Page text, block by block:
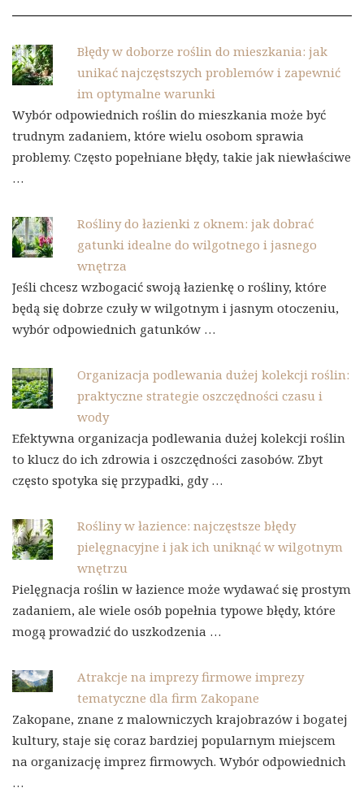
Błędy w doborze roślin do mieszkania: jak
unikać najczęstszych problemów i zapewnić
im optymalne warunki
Wybór odpowiednich roślin do mieszkania może być
trudnym zadaniem, które wielu osobom sprawia
problemy. Często popełniane błędy, takie jak niewłaściwe
…
Rośliny do łazienki z oknem: jak dobrać
gatunki idealne do wilgotnego i jasnego
wnętrza
Jeśli chcesz wzbogacić swoją łazienkę o rośliny, które
będą się dobrze czuły w wilgotnym i jasnym otoczeniu,
wybór odpowiednich gatunków …
Organizacja podlewania dużej kolekcji roślin:
praktyczne strategie oszczędności czasu i
wody
Efektywna organizacja podlewania dużej kolekcji roślin
to klucz do ich zdrowia i oszczędności zasobów. Zbyt
często spotyka się przypadki, gdy …
Rośliny w łazience: najczęstsze błędy
pielęgnacyjne i jak ich uniknąć w wilgotnym
wnętrzu
Pielęgnacja roślin w łazience może wydawać się prostym
zadaniem, ale wiele osób popełnia typowe błędy, które
mogą prowadzić do uszkodzenia …
Atrakcje na imprezy firmowe imprezy
tematyczne dla firm Zakopane
Zakopane, znane z malowniczych krajobrazów i bogatej
kultury, staje się coraz bardziej popularnym miejscem
na organizację imprez firmowych. Wybór odpowiednich
…